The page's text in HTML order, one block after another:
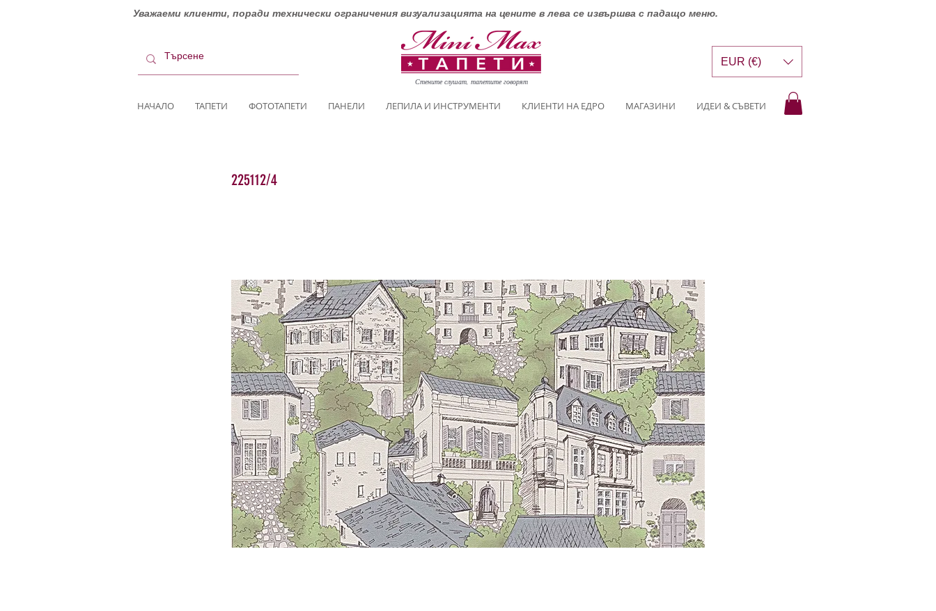
Уважаеми клиенти, поради технически ограничения визуализацията на цените в лева се извършва с падащо меню.
Стените слушат, тапетите говорят
НАЧАЛО ТАПЕТИ ФОТОТАПЕТИ ПАНЕЛИ ЛЕПИЛА И ИНСТРУМЕНТИ КЛИЕНТИ НА ЕДРО МАГАЗИНИ ИДЕИ & СЪВЕТИ
EUR (€)
225112/4